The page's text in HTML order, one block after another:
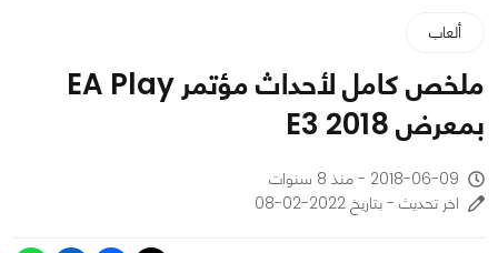
ألعاب
ملخص كامل لأحداث مؤتمر EA Play
بمعرض E3 2018
2018-06-09 - منذ 8 سنوات
اخر تحديث - بتاريخ 2022-02-08